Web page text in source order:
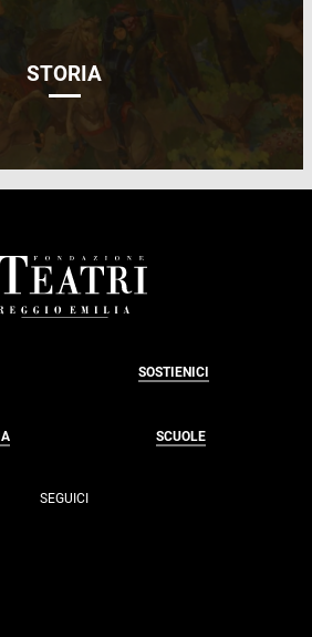
STORIA
SOSTIENICI
SCUOLE
SEGUICI